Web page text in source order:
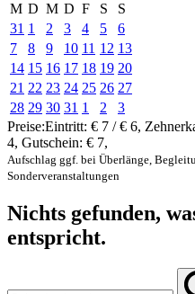
M D M D F S
S
31 1 2 3 4 5
6
7
8 9 10 11 12 13
14 15 16 17 18 19 20
21 22 23 24 25 26 27
28 29 30 31 1 2
3
Preise:Eintritt: € 7 / € 6,
4, Gutschein: € 7,
Aufschlag ggf. bei Überlänge,
Sonderveranstaltungen
Nichts gefunden,
entspricht.